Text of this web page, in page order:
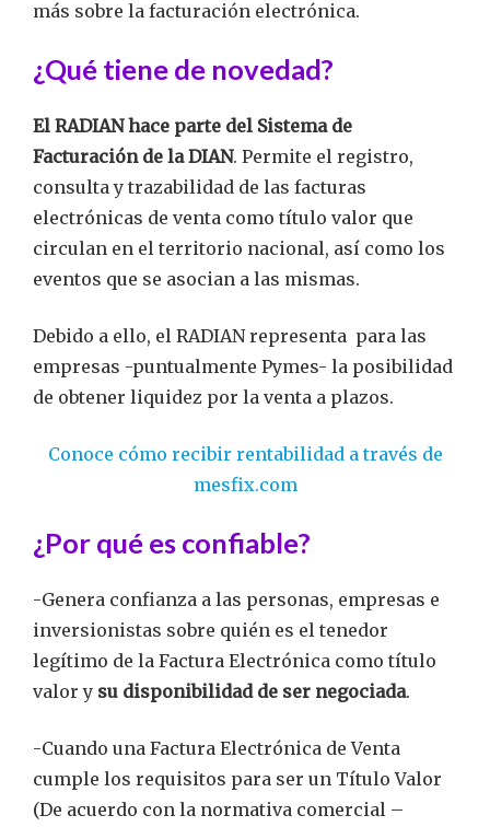
más sobre la facturación electrónica.
¿Qué tiene de novedad?
El RADIAN hace parte del Sistema de
Facturación de la DIAN. Permite el registro,
consulta y trazabilidad de las facturas
electrónicas de venta como título valor que
circulan en el territorio nacional, así como los
eventos que se asocian a las mismas.
Debido a ello, el RADIAN representa para las
empresas -puntualmente Pymes- la posibilidad
de obtener liquidez por la venta a plazos.
Conoce cómo recibir rentabilidad a través de
mesfix.com
¿Por qué es confiable?
-Genera confianza a las personas, empresas e
inversionistas sobre quién es el tenedor
legítimo de la Factura Electrónica como título
valor y su disponibilidad de ser negociada.
​-Cuando una Factura Electrónica de Venta
cumple los requisitos para ser un Título Valor
(De acuerdo con la normativa comercial –